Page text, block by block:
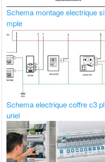
Schema montage electrique si
mple
Schema electrique coffre c3 pl
uriel